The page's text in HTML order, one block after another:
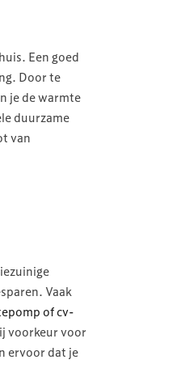
Een goed
Door te
je de warmte
duurzame
van
Vaak
of cv-
voorkeur voor
ervoor dat je